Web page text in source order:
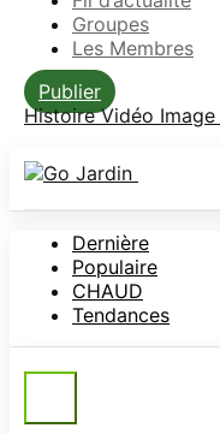
Groupes
Les Membres
Publier
Histoire Vidéo Image
Dernière
Populaire
CHAUD
Tendances